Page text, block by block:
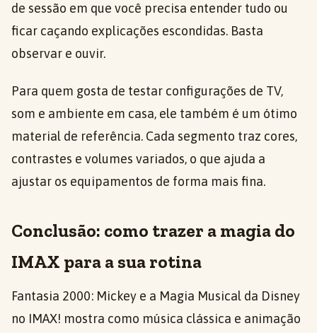
de sessão em que você precisa entender tudo ou
ficar caçando explicações escondidas. Basta
observar e ouvir.
Para quem gosta de testar configurações de TV,
som e ambiente em casa, ele também é um ótimo
material de referência. Cada segmento traz cores,
contrastes e volumes variados, o que ajuda a
ajustar os equipamentos de forma mais fina.
Conclusão: como trazer a magia do
IMAX para a sua rotina
Fantasia 2000: Mickey e a Magia Musical da Disney
no IMAX! mostra como música clássica e animação